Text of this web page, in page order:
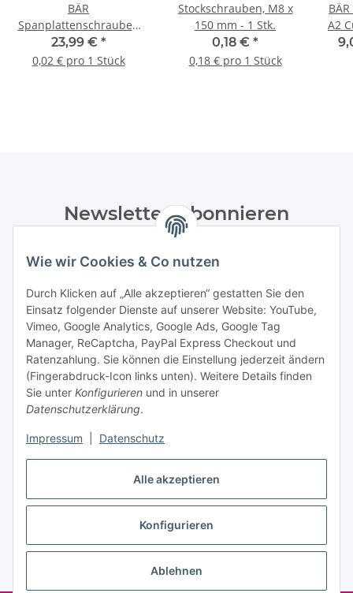
Alle akzeptieren
Konfigurieren
Ablehnen
Wie wir Cookies & Co nutzen
Durch Klicken auf „Alle akzeptieren“ gestatten Sie den
Einsatz folgender Dienste auf unserer Website: YouTube,
Vimeo, Google Analytics, Google Ads, Google Tag
Manager, ReCaptcha, PayPal Express Checkout und
Ratenzahlung. Sie können die Einstellung jederzeit ändern
(Fingerabdruck-Icon links unten). Weitere Details finden
Sie unter Konfigurieren und in unserer
Datenschutzerklärung.
Impressum Datenschutz
BÄR
Spanplattenschrauben
Pan Head (PZD) 4,0 x 16
mm - 1.000 Stück
23,99 € *
0,02 € pro 1 Stück
Stockschrauben, M8 x
150 mm - 1 Stk.
0,18 € *
0,18 € pro 1 Stück
A2
Newsletter Abonnieren
Datenschutzerklärungregelmäßig und jederzeit widerruflich
Abonnieren
Informationen
Gesetzliche Informationen
Vertrag widerrufen
* Alle Preise inkl. gesetzlicher USt., zzgl.Versand